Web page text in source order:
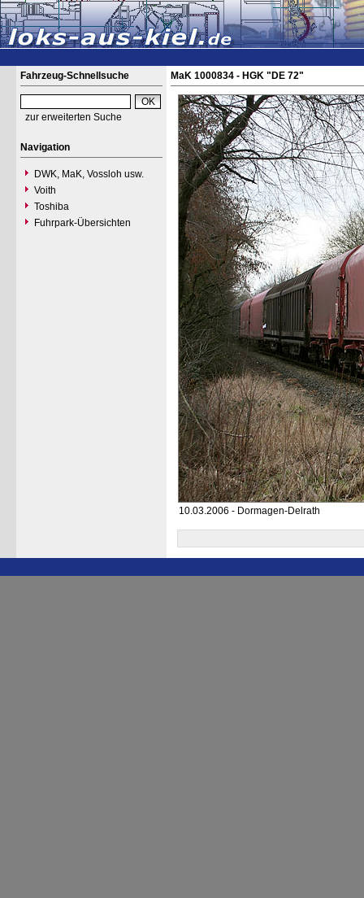
Fahrzeug-Schnellsuche
zur erweiterten Suche
Navigation
DWK, MaK, Vossloh usw.
Voith
Toshiba
Fuhrpark-Übersichten
MaK 1000834 - HGK "DE 72"
10.03.2006 - Dormagen-Delrath